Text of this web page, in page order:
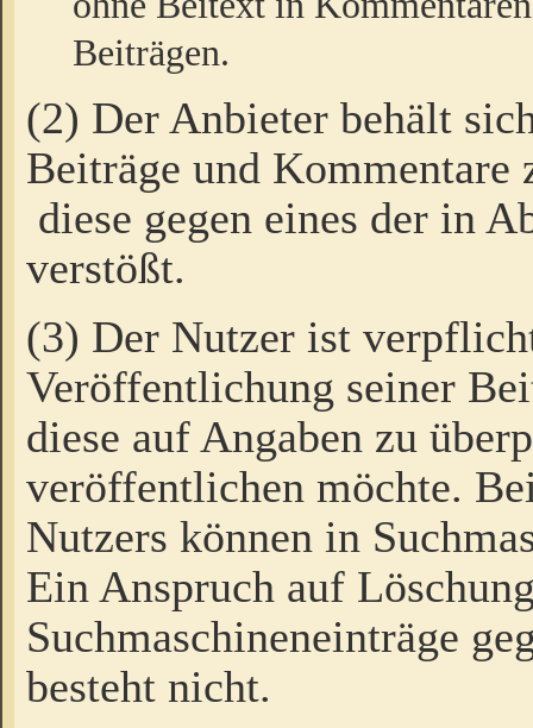
Beiträgen.
(2) Der Anbieter behält
Beiträge und Kommentare
diese gegen eines der in
verstößt.
(3) Der Nutzer ist
Veröffentlichung seiner
diese auf Angaben zu
veröffentlichen möchte.
Nutzers können in
Ein Anspruch auf
Suchmaschineneinträge
besteht nicht.